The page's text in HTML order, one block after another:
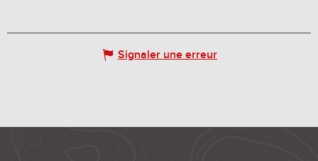
Signaler une erreur